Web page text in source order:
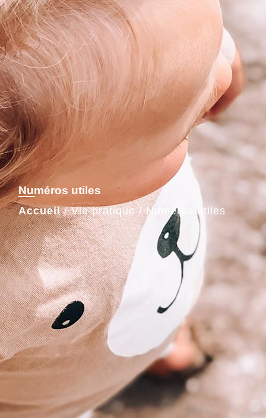
Numéros utiles
Accueil/Vie pratique/Numéros utiles